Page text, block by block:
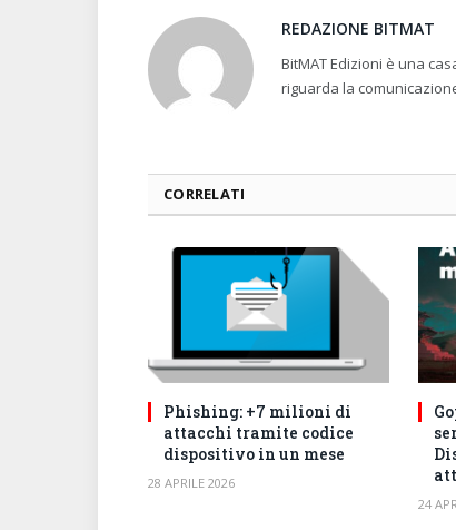
REDAZIONE BITMAT
BitMAT Edizioni è una
riguarda la
CORRELATI
Phishing: +7 milioni di
attacchi tramite codice
dispositivo in un mese
28 APRILE 2026
24